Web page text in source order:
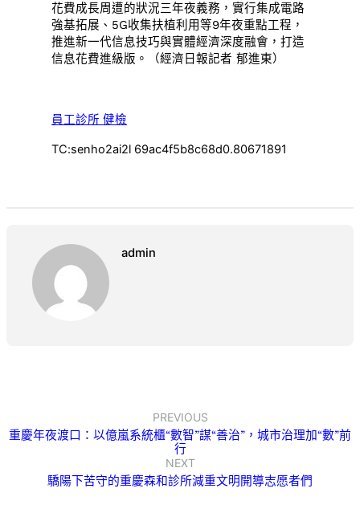
花費成長周遭的狀況三年夜義務，實行集成電路
強基拓展、5G收集扶植利用等9年夜重點工程，
推進新一代信息技巧與實體經濟深度融會，打造
信息花費進級版。（經濟日報記者 郁進東）
員工診所 健檢
TC:senho2ai2l 69ac4f5b8c68d0.80671891
admin
PREVIOUS
重慶年夜渡口：以億嵐系統櫃“數智”謀“善治”，城市治理加“數”前
行
NEXT
驕陽下苦守的重慶森和診所減重文明開導志愿者們